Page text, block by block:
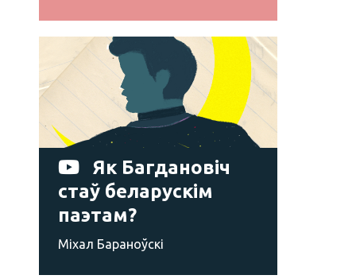
Як Багдановіч
стаў беларускім
паэтам?
Міхал Бараноўскі